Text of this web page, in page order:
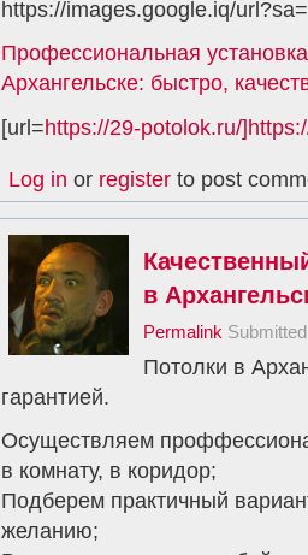
https://images.google.iq/
Профессиональная
Архангельске: быстро,
[url=https://29-potolok.ru/
Log in or register to post
в
Permalink
Потолки в
гарантией.
Осуществляем
в комнату, в коридор;
Подберем практичный
желанию;